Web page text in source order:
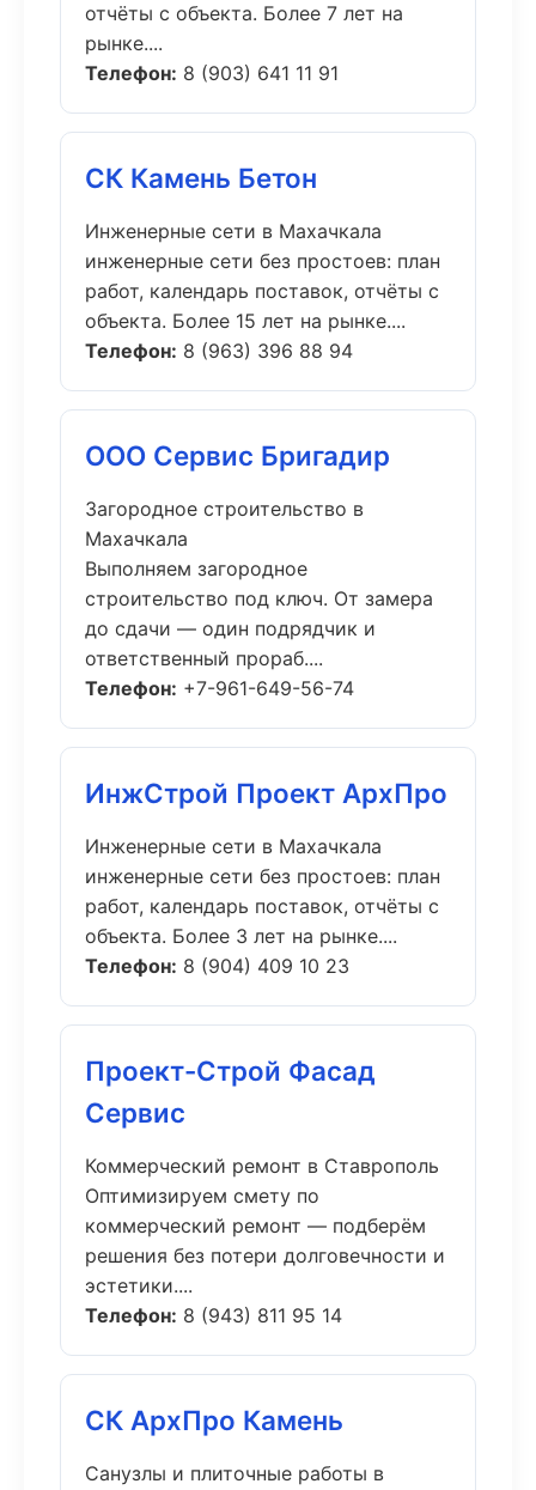
отчёты с объекта. Более 7 лет на
рынке....
Телефон: 8 (903) 641 11 91
СК Камень Бетон
Инженерные сети в Махачкала
инженерные сети без простоев: план
работ, календарь поставок, отчёты с
объекта. Более 15 лет на рынке....
Телефон: 8 (963) 396 88 94
ООО Сервис Бригадир
Загородное строительство в
Махачкала
Выполняем загородное
строительство под ключ. От замера
до сдачи — один подрядчик и
ответственный прораб....
Телефон: +7-961-649-56-74
ИнжСтрой Проект АрхПро
Инженерные сети в Махачкала
инженерные сети без простоев: план
работ, календарь поставок, отчёты с
объекта. Более 3 лет на рынке....
Телефон: 8 (904) 409 10 23
Проект-Строй Фасад
Сервис
Коммерческий ремонт в Ставрополь
Оптимизируем смету по
коммерческий ремонт — подберём
решения без потери долговечности и
эстетики....
Телефон: 8 (943) 811 95 14
СК АрхПро Камень
Санузлы и плиточные работы в